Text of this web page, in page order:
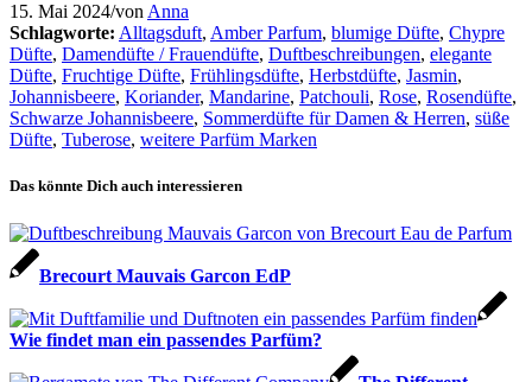
15. Mai 2024/von Anna
Schlagworte: Alltagsduft, Amber Parfum, blumige Düfte, Chypre
Düfte, Damendüfte / Frauendüfte, Duftbeschreibungen, elegante
Düfte, Fruchtige Düfte, Frühlingsdüfte, Herbstdüfte, Jasmin,
Johannisbeere, Koriander, Mandarine, Patchouli, Rose, Rosendüfte,
Schwarze Johannisbeere, Sommerdüfte für Damen & Herren, süße
Düfte, Tuberose, weitere Parfüm Marken
Das könnte Dich auch interessieren
Brecourt Mauvais Garcon EdP
Wie findet man ein passendes Parfüm?